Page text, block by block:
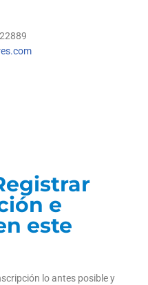
e
este
lo antes posible y